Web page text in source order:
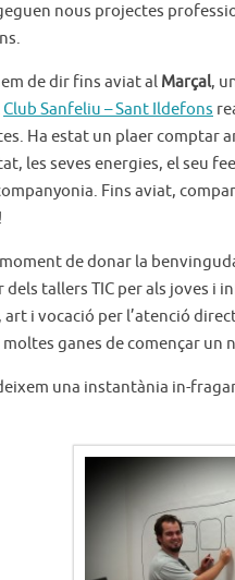
nous projectes
de dir fins aviat al Marçal,
Club Sanfeliu – Sant Ildefons
Ha estat un plaer comptar
les seves energies, el seu
Fins aviat,
de donar la
tallers TIC per als joves i
art i vocació per l’atenció
moltes ganes de començar
una instantània in-